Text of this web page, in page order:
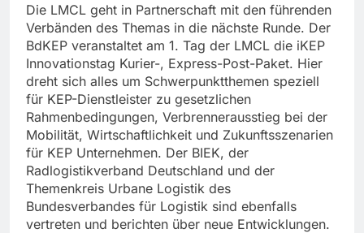
Die LMCL geht in Partnerschaft mit den führenden
Verbänden des Themas in die nächste Runde. Der
BdKEP veranstaltet am 1. Tag der LMCL die iKEP
Innovationstag Kurier-, Express-Post-Paket. Hier
dreht sich alles um Schwerpunktthemen speziell
für KEP-Dienstleister zu gesetzlichen
Rahmenbedingungen, Verbrennerausstieg bei der
Mobilität, Wirtschaftlichkeit und Zukunftsszenarien
für KEP Unternehmen. Der BIEK, der
Radlogistikverband Deutschland und der
Themenkreis Urbane Logistik des
Bundesverbandes für Logistik sind ebenfalls
vertreten und berichten über neue Entwicklungen.